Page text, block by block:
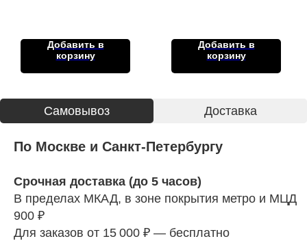
Добавить в
корзину
Добавить в
корзину
Cамовывоз Доставка
По Москве и Санкт-Петербургу
Срочная доставка (до 5 часов)
В пределах МКАД, в зоне покрытия метро и МЦД
900 ₽
Для заказов от 15 000 ₽ — бесплатно